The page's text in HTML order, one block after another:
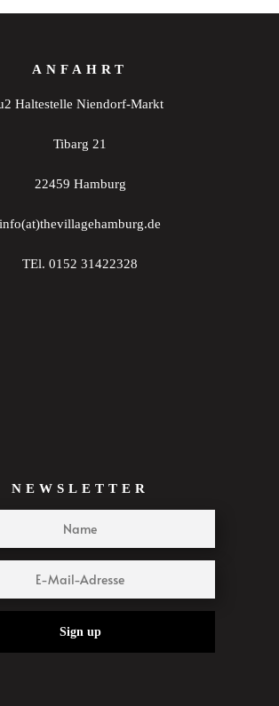
ANFAHRT
Haltestelle Niendorf-Markt
Tibarg 21
22459 Hamburg
info(at)thevillagehamburg.de
TEl. 0152 31422328
NEWSLETTER
Sign up